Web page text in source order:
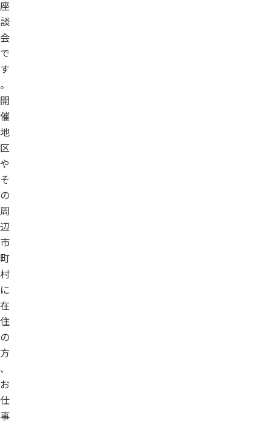
座
談
会
で
す
。
開
催
地
区
や
そ
の
周
辺
市
町
村
に
在
住
の
方
、
お
仕
事